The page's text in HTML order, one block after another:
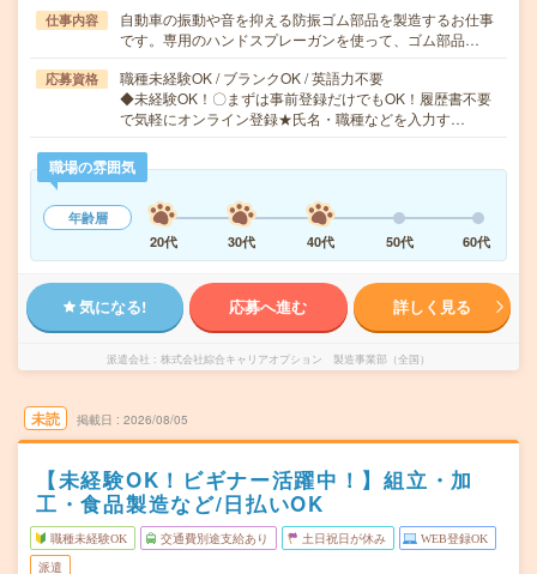
仕事内容
自動車の振動や音を抑える防振ゴム部品を製造するお仕事
です。専用のハンドスプレーガンを使って、ゴム部品…
応募資格
職種未経験OK / ブランクOK / 英語力不要
◆未経験OK！〇まずは事前登録だけでもOK！履歴書不要
で気軽にオンライン登録★氏名・職種などを入力す…
職場の雰囲気
年齢層
20代
30代 40代 50代 60代
気になる! 応募へ進む 詳しく見る
派遣会社 株式会社綜合キャリアオプション 製造事業部（全国）
未読 掲載日 2026/08/05
【未経験OK！ビギナー活躍中！】組立・加
工・食品製造など/日払いOK
職種未経験OK 交通費別途支給あり 土日祝日が休み WEB登録OK
派遣